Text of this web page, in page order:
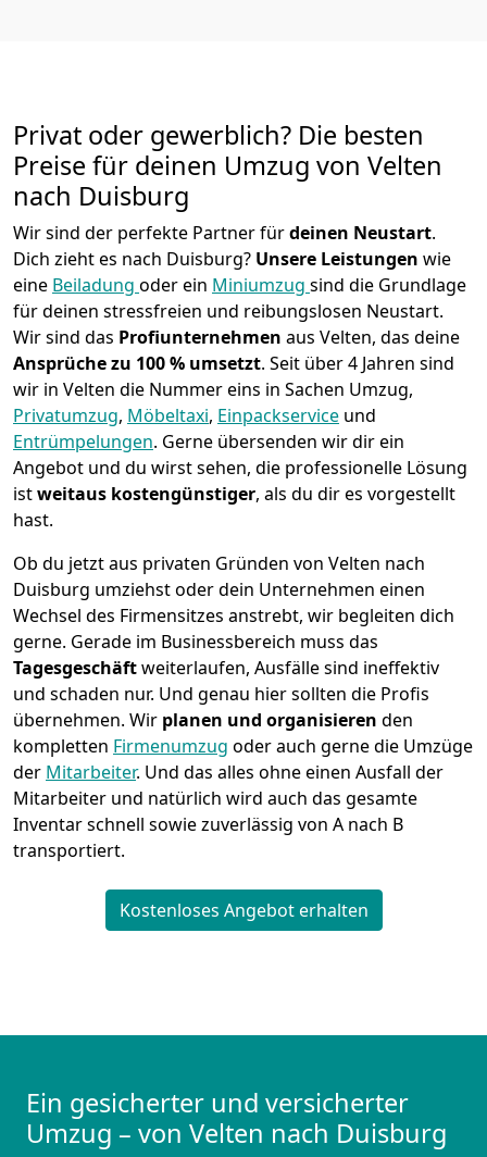
Privat oder gewerblich? Die besten
Preise für deinen Umzug von Velten
nach Duisburg
Wir sind der perfekte Partner fürdeinen Neustart.
Dich zieht es nach Duisburg? Unsere Leistungen wie
eine Beiladung oder ein Miniumzug sind die Grundlage
für deinen stressfreien und reibungslosen Neustart.
Wir sind das Profiunternehmen aus Velten, das deine
Ansprüche zu 100 % umsetzt. Seit über 4 Jahren sind
wir in Velten die Nummer eins in Sachen Umzug,
Privatumzug, Möbeltaxi, Einpackservice und
Entrümpelungen. Gerne übersenden wir dir ein
Angebot und du wirst sehen, die professionelle Lösung
istweitaus kostengünstiger, als du dir es vorgestellt
hast.
Ob du jetzt aus privaten Gründen von Velten nach
Duisburg umziehst oder dein Unternehmen einen
Wechsel des Firmensitzes anstrebt, wir begleiten dich
gerne. Gerade im Businessbereich muss das
Tagesgeschäftweiterlaufen, Ausfälle sind ineffektiv
und schaden nur. Und genau hier sollten die Profis
übernehmen. Wir planen und organisieren den
kompletten Firmenumzug oder auch gerne die Umzüge
der Mitarbeiter. Und das alles ohne einen Ausfall der
Mitarbeiter und natürlich wird auch das gesamte
Inventar schnell sowie zuverlässig von A nach B
transportiert.
Kostenloses Angebot erhalten
Ein gesicherter und versicherter
Umzug – von Velten nach Duisburg